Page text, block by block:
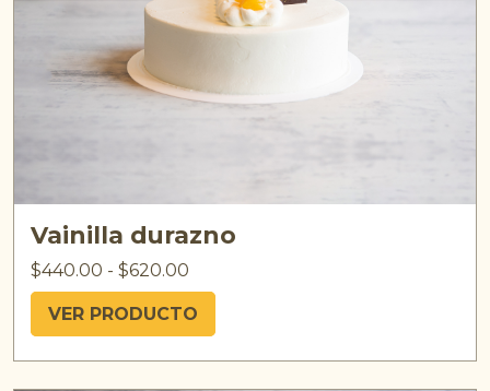
Vainilla durazno
$440.00 - $620.00
VER PRODUCTO